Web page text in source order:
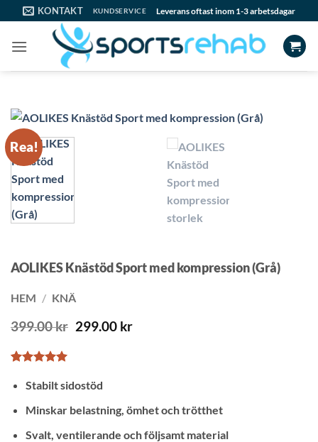
to
content
KONTAKT KUNDSERVICE Leverans oftast inom 1-3 arbetsdagar
Rea!
AOLIKES Knästöd Sport med kompression (Grå)
HEM / KNÄ
399.00kr Det
399.00 kr.
299.00 krDet
av 5
kundrecension
Stabilt sidostöd
Minskar belastning, ömhet och trötthet
Svalt, ventilerande och följsamt material